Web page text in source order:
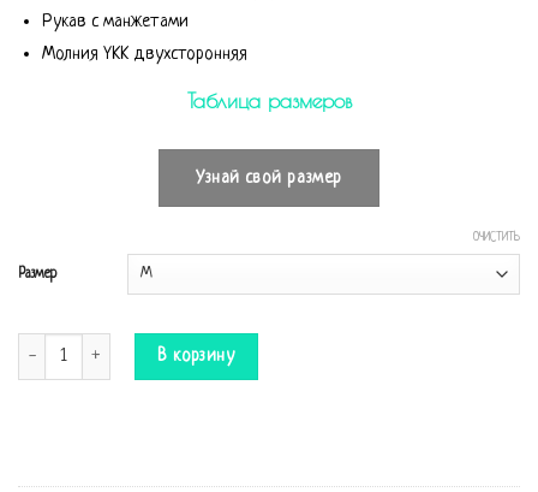
Рукав с манжетами
Молния YKK двухсторонняя
Таблица размеров
Узнай свой размер
Размер
ОЧИСТИТЬ
Количество Комбинезон USA
В корзину